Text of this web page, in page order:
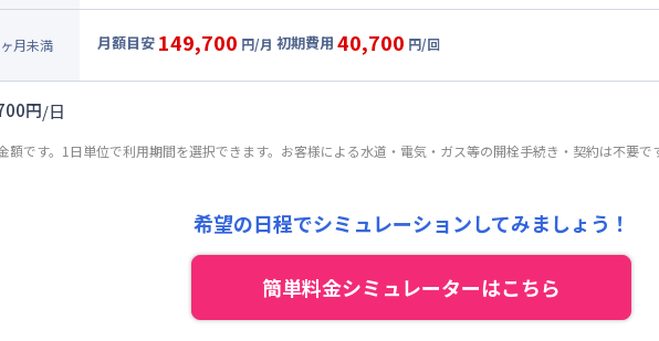
光熱費他 : 27,000円/月 (900円/日) (税抜)
清掃料他 : 38,500円/回
その他費用 :
契約事務手数料 : 10,000円/回 (税抜)
87,000円/月 (2,900円/日)
光熱費他 : 27,000円/月 (900円/日) (税抜)
その他費用 :
契約事務手数料 : 10,000円/回 (税抜)
リネン代 : 9,000円/回 (税抜)
ヶ月未満 月額目安 149,700 円/月 初期費用 40,700 円/回
光熱費他 : 27,000円/月 (900円/日) (税抜)
契約事務手数料 : 10,000円/回 (税抜)
円/日
です。1日単位で利用期間を選択できます。お客様による水道・電気・ガス等の開栓手続き・契約は不要で
希望の日程でシミュレーションしてみましょう！
簡単料金シミュレーターはこちら